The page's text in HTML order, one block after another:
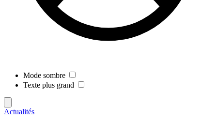
Mode sombre
Texte plus grand
Actualités